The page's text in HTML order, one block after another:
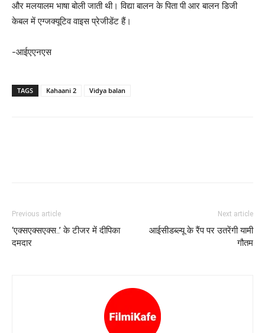
और मलयालम भाषा बोली जाती थी। विद्या बालन के पिता पी आर बालन डिजी
केबल में एग्‍जक्‍यूटिव वाइस प्रेजीडेंट हैं।
-आईएएनएस
TAGS Kahaani 2 Vidya balan
Previous article
‘एक्सएक्सएक्स..’ के टीजर में दीपिका
दमदार
Next article
आईसीडब्ल्यू के रैंप पर उतरेंगी यामी
गौतम